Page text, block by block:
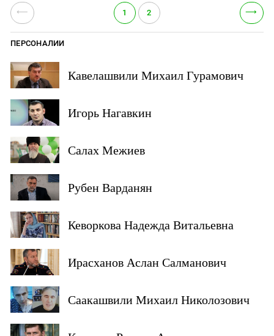
⟵ 1 2 ⟶
ПЕРСОНАЛИИ
Кавелашвили Михаил Гурамович
Игорь Нагавкин
Салах Межиев
Рубен Варданян
Кеворкова Надежда Витальевна
Ирасханов Аслан Салманович
Саакашвили Михаил Николозович